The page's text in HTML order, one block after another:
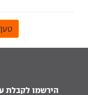
הירשמו לקבלת